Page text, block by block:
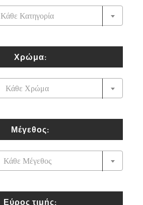
Κάθε Κατηγορία
Χρώμα:
Κάθε Χρώμα
Μέγεθος:
Κάθε Μέγεθος
Εύρος τιμής: